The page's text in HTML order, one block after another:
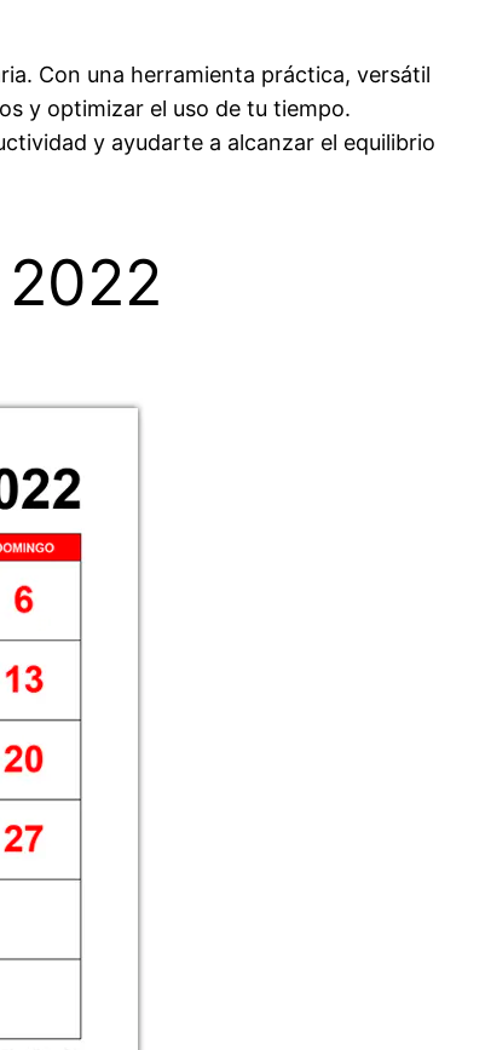
Con una herramienta práctica, versátil
y optimizar el uso de tu tiempo.
y ayudarte a alcanzar el equilibrio